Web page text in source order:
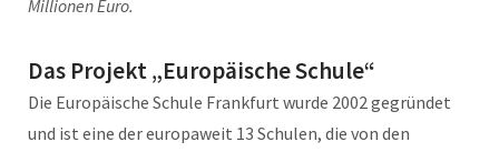
Millionen Euro.
Das Projekt „Europäische Schule“
Die Europäische Schule Frankfurt wurde 2002 gegründet
und ist eine der europaweit 13 Schulen, die von den